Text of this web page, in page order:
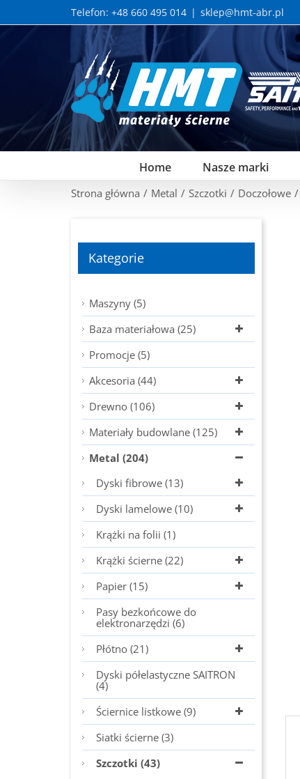
to
Telefon: +48 660 495 014 | sklep@hmt-abr.pl
Home Nasze marki
Strona główna / Metal / Szczotki / Doczołowe /
Kategorie
Maszyny (5)
Baza materiałowa (25)
Promocje (5)
Akcesoria (44)
Drewno (106)
Materiały budowlane (125)
Metal (204)
Dyski fibrowe (13)
Dyski lamelowe (10)
Krążki na folii (1)
Krążki ścierne (22)
Papier (15)
Pasy bezkońcowe do
elektronarzędzi (6)
Płótno (21)
Dyski półelastyczne SAITRON
(4)
Ściernice listkowe (9)
Siatki ścierne (3)
Szczotki (43)